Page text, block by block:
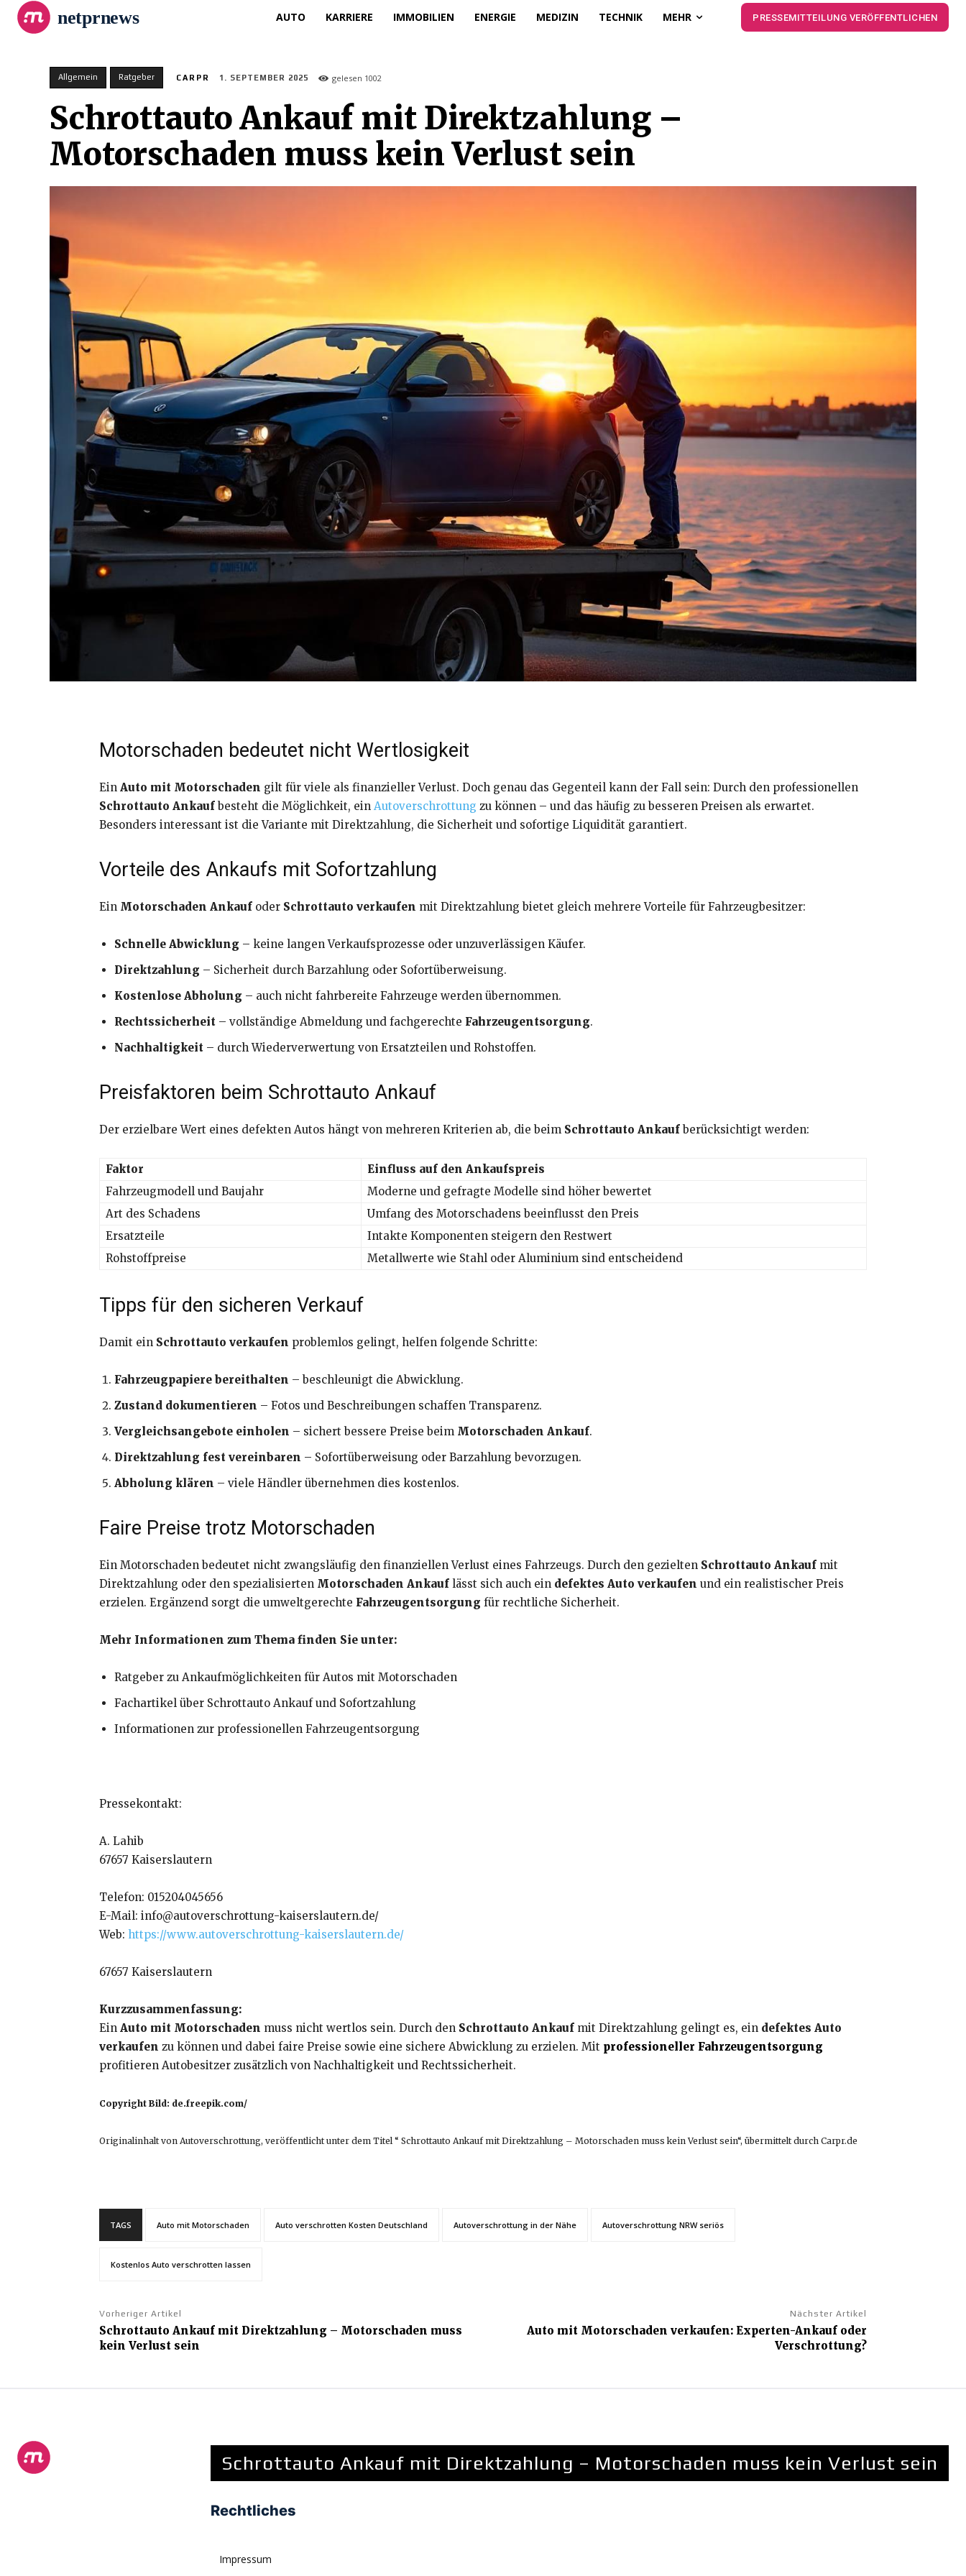
netprnews AUTO KARRIERE IMMOBILIEN ENERGIE MEDIZIN TECHNIK MEHR PRESSEMITTEILUNG VERÖFFENTLICHEN
Allgemein Ratgeber CARPR 1. SEPTEMBER 2025 gelesen 1002
Schrottauto Ankauf mit Direktzahlung –
Motorschaden muss kein Verlust sein
Motorschaden bedeutet nicht Wertlosigkeit
Ein Auto mit Motorschaden gilt für viele als finanzieller Verlust. Doch genau das Gegenteil kann der Fall sein: Durch den professionellen
Schrottauto Ankauf besteht die Möglichkeit, ein Autoverschrottung zu können – und das häufig zu besseren Preisen als erwartet.
Besonders interessant ist die Variante mit Direktzahlung, die Sicherheit und sofortige Liquidität garantiert.
Vorteile des Ankaufs mit Sofortzahlung
Ein Motorschaden Ankauf oder Schrottauto verkaufen mit Direktzahlung bietet gleich mehrere Vorteile für Fahrzeugbesitzer:
Schnelle Abwicklung – keine langen Verkaufsprozesse oder unzuverlässigen Käufer.
Direktzahlung – Sicherheit durch Barzahlung oder Sofortüberweisung.
Kostenlose Abholung – auch nicht fahrbereite Fahrzeuge werden übernommen.
Rechtssicherheit – vollständige Abmeldung und fachgerechte Fahrzeugentsorgung.
Nachhaltigkeit – durch Wiederverwertung von Ersatzteilen und Rohstoffen.
Preisfaktoren beim Schrottauto Ankauf
Der erzielbare Wert eines defekten Autos hängt von mehreren Kriterien ab, die beim Schrottauto Ankauf berücksichtigt werden:
Faktor
Einfluss auf den Ankaufspreis
Fahrzeugmodell und Baujahr
Moderne und gefragte Modelle sind höher bewertet
Art des Schadens
Umfang des Motorschadens beeinflusst den Preis
Ersatzteile
Intakte Komponenten steigern den Restwert
Rohstoffpreise
Metallwerte wie Stahl oder Aluminium sind entscheidend
Tipps für den sicheren Verkauf
Damit ein Schrottauto verkaufen problemlos gelingt, helfen folgende Schritte:
Fahrzeugpapiere bereithalten – beschleunigt die Abwicklung.
Zustand dokumentieren – Fotos und Beschreibungen schaffen Transparenz.
Vergleichsangebote einholen – sichert bessere Preise beim Motorschaden Ankauf.
Direktzahlung fest vereinbaren – Sofortüberweisung oder Barzahlung bevorzugen.
Abholung klären – viele Händler übernehmen dies kostenlos.
Faire Preise trotz Motorschaden
Ein Motorschaden bedeutet nicht zwangsläufig den finanziellen Verlust eines Fahrzeugs. Durch den gezielten Schrottauto Ankauf mit
Direktzahlung oder den spezialisierten Motorschaden Ankauf lässt sich auch ein defektes Auto verkaufen und ein realistischer Preis
erzielen. Ergänzend sorgt die umweltgerechte Fahrzeugentsorgung für rechtliche Sicherheit.
Mehr Informationen zum Thema finden Sie unter:
Ratgeber zu Ankaufmöglichkeiten für Autos mit Motorschaden
Fachartikel über Schrottauto Ankauf und Sofortzahlung
Informationen zur professionellen Fahrzeugentsorgung
Pressekontakt:
A. Lahib
67657 Kaiserslautern
Telefon: 015204045656
E-Mail: info@autoverschrottung-kaiserslautern.de/
Web: https://www.autoverschrottung-kaiserslautern.de/
67657 Kaiserslautern
Kurzzusammenfassung:
Ein Auto mit Motorschaden muss nicht wertlos sein. Durch den Schrottauto Ankauf mit Direktzahlung gelingt es, ein defektes Auto
verkaufen zu können und dabei faire Preise sowie eine sichere Abwicklung zu erzielen. Mit professioneller Fahrzeugentsorgung
profitieren Autobesitzer zusätzlich von Nachhaltigkeit und Rechtssicherheit.
Copyright Bild: de.freepik.com/
Originalinhalt von Autoverschrottung, veröffentlicht unter dem Titel “ Schrottauto Ankauf mit Direktzahlung – Motorschaden muss kein Verlust sein“, übermittelt durch Carpr.de
TAGS Auto mit Motorschaden Auto verschrotten Kosten Deutschland Autoverschrottung in der Nähe Autoverschrottung NRW seriös
Kostenlos Auto verschrotten lassen
Vorheriger Artikel
Schrottauto Ankauf mit Direktzahlung – Motorschaden muss
kein Verlust sein
Nächster Artikel
Auto mit Motorschaden verkaufen: Experten-Ankauf oder
Verschrottung?
Schrottauto Ankauf mit Direktzahlung – Motorschaden muss kein Verlust sein
Rechtliches
Impressum